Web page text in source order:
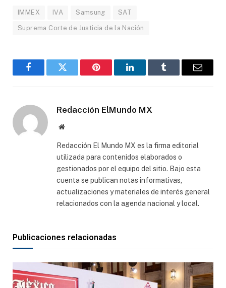
IMMEX IVA Samsung SAT
Suprema Corte de Justicia de la Nación
FacebookGorjeo Pinterest LinkedInTumblr
Correo
Redacción ElMundo MX
Sitio
Redacción El Mundo MX es la firma editorial
utilizada para contenidos elaborados o
gestionados por el equipo del sitio. Bajo esta
cuenta se publican notas informativas,
actualizaciones y materiales de interés general
relacionados con la agenda nacional y local.
Publicaciones relacionadas